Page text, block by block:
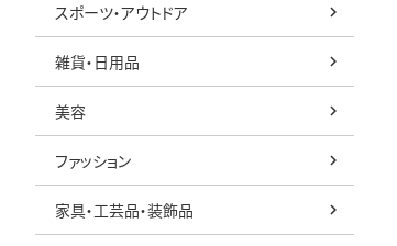
スポーツ・アウトドア
雑貨・日用品
美容
ファッション
家具・工芸品・装飾品